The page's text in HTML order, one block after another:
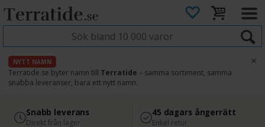
NYTT NAMN
Terratide.se byter namn till Terratide – samma sortiment, samma
snabba leveranser, bara ett nytt namn.
×
4.8
Läs omdömen på Google
Säker betalning
med Svea
Snabb leverans
Direkt från lager
45 dagars ångerrätt
Enkel retur